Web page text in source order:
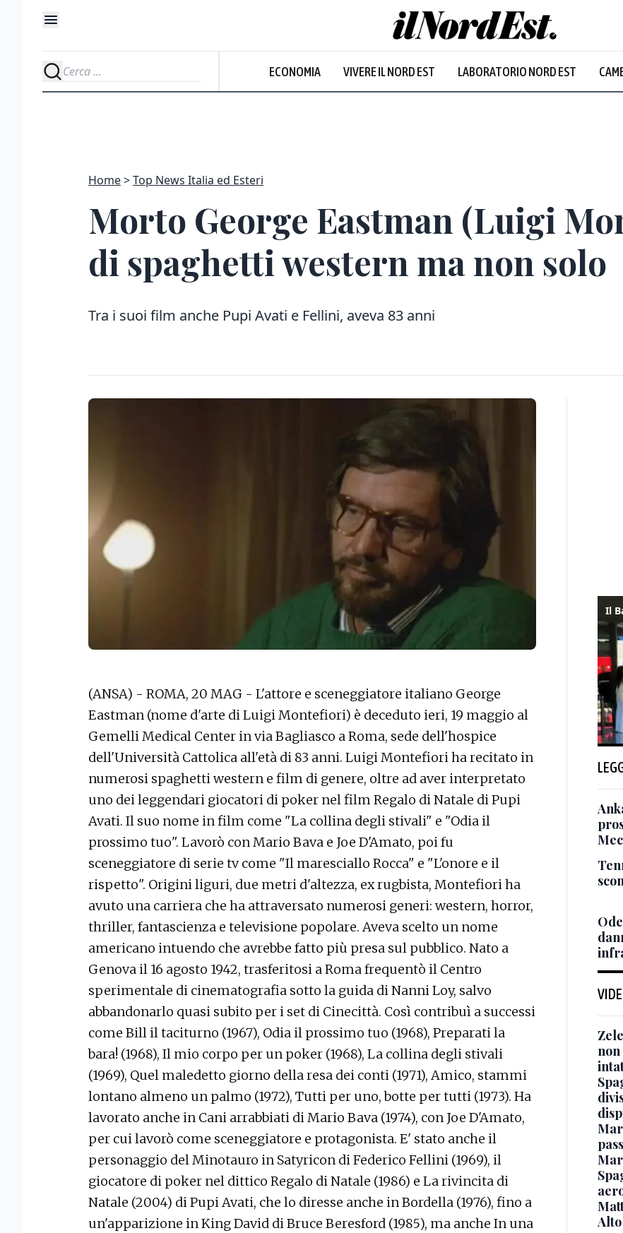
ECONOMIA VIVERE IL NORD EST LABORATORIO NORD EST
Home Top News Italia ed Esteri
Morto George Eastman (Luigi
di spaghetti western ma non solo
Tra i suoi film anche Pupi Avati e Fellini, aveva 83 anni
(ANSA) - ROMA, 20 MAG - L'attore e sceneggiatore italiano George
Eastman (nome d'arte di Luigi Montefiori) è deceduto ieri, 19 maggio al
Gemelli Medical Center in via Bagliasco a Roma, sede dell'hospice
dell'Università Cattolica all'età di 83 anni. Luigi Montefiori ha recitato in
numerosi spaghetti western e film di genere, oltre ad aver interpretato
uno dei leggendari giocatori di poker nel film Regalo di Natale di Pupi
Avati. Il suo nome in film come "La collina degli stivali" e "Odia il
prossimo tuo". Lavorò con Mario Bava e Joe D'Amato, poi fu
sceneggiatore di serie tv come "Il maresciallo Rocca" e "L'onore e il
rispetto". Origini liguri, due metri d'altezza, ex rugbista, Montefiori ha
avuto una carriera che ha attraversato numerosi generi: western, horror,
thriller, fantascienza e televisione popolare. Aveva scelto un nome
americano intuendo che avrebbe fatto più presa sul pubblico. Nato a
Genova il 16 agosto 1942, trasferitosi a Roma frequentò il Centro
sperimentale di cinematografia sotto la guida di Nanni Loy, salvo
abbandonarlo quasi subito per i set di Cinecittà. Così contribuì a successi
come Bill il taciturno (1967), Odia il prossimo tuo (1968), Preparati la
bara! (1968), Il mio corpo per un poker (1968), La collina degli stivali
(1969), Quel maledetto giorno della resa dei conti (1971), Amico, stammi
lontano almeno un palmo (1972), Tutti per uno, botte per tutti (1973). Ha
lavorato anche in Cani arrabbiati di Mario Bava (1974), con Joe D'Amato,
per cui lavorò come sceneggiatore e protagonista. E' stato anche il
personaggio del Minotauro in Satyricon di Federico Fellini (1969), il
giocatore di poker nel dittico Regalo di Natale (1986) e La rivincita di
Natale (2004) di Pupi Avati, che lo diresse anche in Bordella (1976), fino a
un'apparizione in King David di Bruce Beresford (1985), ma anche In una